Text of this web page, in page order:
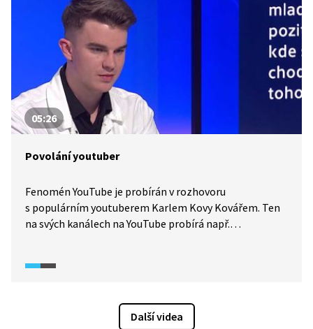
sociální síti.
05:26
Povolání youtuber
Fenomén YouTube je probírán v rozhovoru
s populárním youtuberem Karlem Kovy Kovářem. Ten
na svých kanálech na YouTube probírá např.
a zábavy. Za své počiny získal dvakrát ocenění
žebříčku 30 pod 30. Jak probíhá jeho proces tvorby a jak
vypadá jeho komunita. Jak si vybírá témata? Co chce
Další videa